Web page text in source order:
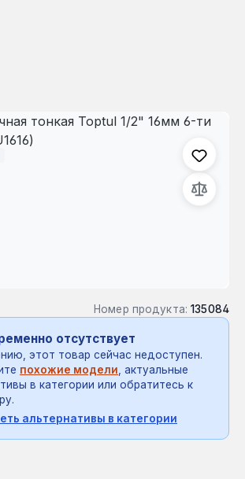
изображений
Номер продукта: 135084
отсутствует
этот товар сейчас недоступен.
похожие модели, актуальные
в категории или обратитесь к
альтернативы в категории